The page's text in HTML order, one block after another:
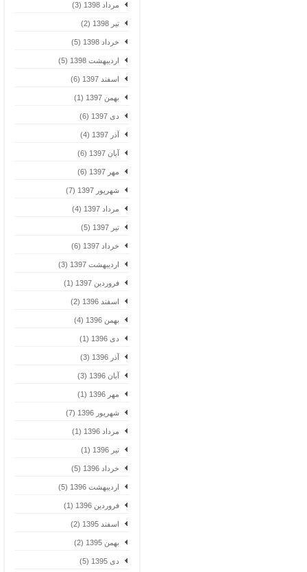
مرداد 1398 (3)
تیر 1398 (2)
خرداد 1398 (5)
اردیبهشت 1398 (5)
اسفند 1397 (6)
بهمن 1397 (1)
دی 1397 (6)
آذر 1397 (4)
آبان 1397 (6)
مهر 1397 (6)
شهریور 1397 (7)
مرداد 1397 (4)
تیر 1397 (5)
خرداد 1397 (6)
اردیبهشت 1397 (3)
فروردین 1397 (1)
اسفند 1396 (2)
بهمن 1396 (4)
دی 1396 (1)
آذر 1396 (3)
آبان 1396 (3)
مهر 1396 (1)
شهریور 1396 (7)
مرداد 1396 (1)
تیر 1396 (1)
خرداد 1396 (5)
اردیبهشت 1396 (5)
فروردین 1396 (1)
اسفند 1395 (2)
بهمن 1395 (2)
دی 1395 (5)